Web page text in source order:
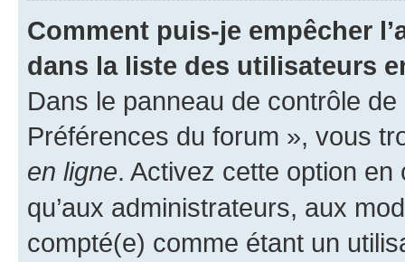
Comment puis-je empêcher
dans la liste des utilisateurs
Dans le panneau de contrôle
Préférences du forum », vous
en ligne. Activez cette option
qu’aux administrateurs, aux
compté(e) comme étant un